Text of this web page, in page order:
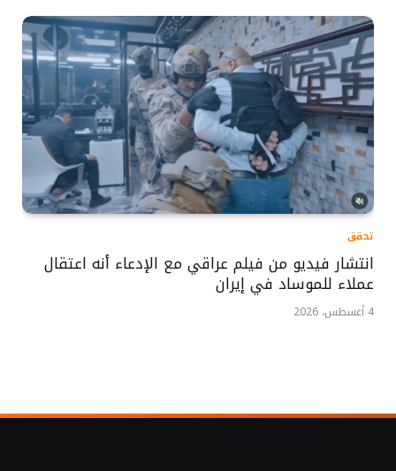
تحقق
انتشار فيديو من فيلم عراقي مع الإدعاء أنه اعتقال
عملاء للموساد في إيران
4 أغسطس، 2026